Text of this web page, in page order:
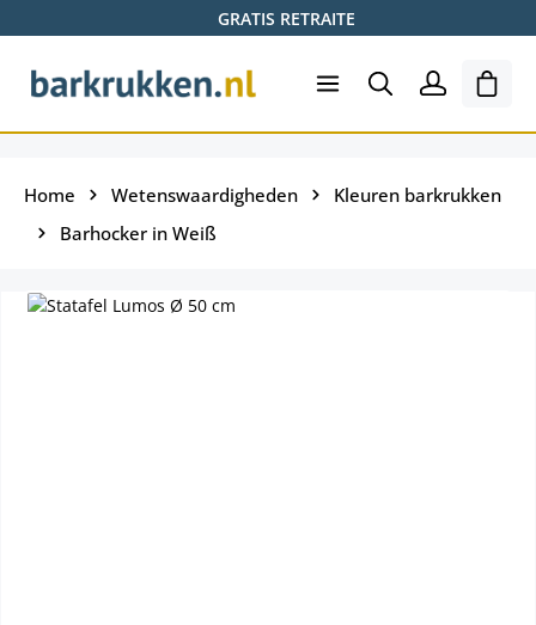
GRATIS RETRAITE
Home Wetenswaardigheden
Kleuren barkrukken
Barhocker in Weiß